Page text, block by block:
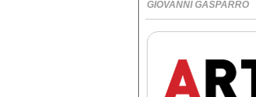
GIOVANNI GASPARRO